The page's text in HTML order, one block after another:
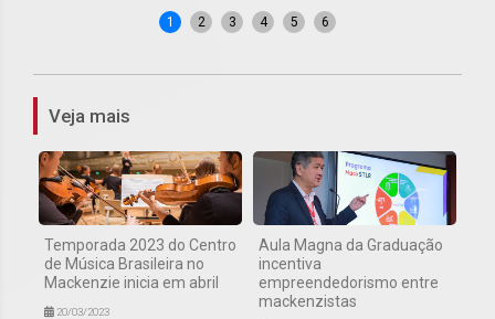
1 2 3 4 5 6
Veja mais
Temporada 2023 do Centro
de Música Brasileira no
Mackenzie inicia em abril
20/03/2023
Aula Magna da Graduação
incentiva
empreendedorismo entre
mackenzistas